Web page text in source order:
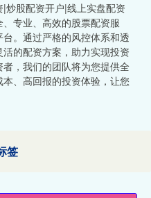
炒股配资开户|线上实盘配资
专业、高效的股票配资服
。通过严格的风控体系和透
的配资方案，助力实现投资
，我们的团队将为您提供全
、高回报的投资体验，让您
签